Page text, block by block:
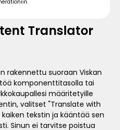
Translator
rakennettu suoraan Viskan
komponenttitasolla tai
määritetyille
valitset "Translate with
tekstin ja kääntää sen
Sinun ei tarvitse poistua